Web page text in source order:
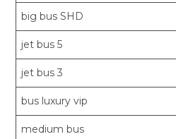
big bus SHD
jet bus 5
jet bus 3
bus luxury vip
medium bus